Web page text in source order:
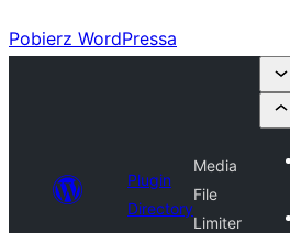
Pobierz WordPressa
Plugin
Directory
Media
File
Limiter